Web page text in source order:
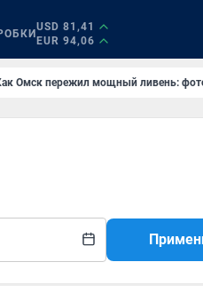
USD 81,41
EUR 94,06
Омск пережил мощный ливень: